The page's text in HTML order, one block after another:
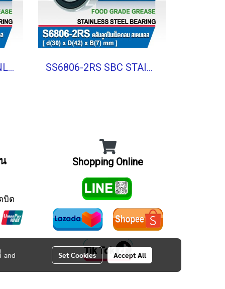
SS6805ZZ SBC STAINLESS BALL BEARING Stainless Type SS6806-2RS SBC STAINLESS BALL BEARING Shield Type
บิต
Shopping Online
Tel : 012 345 6789
and Set Cookies Accept All